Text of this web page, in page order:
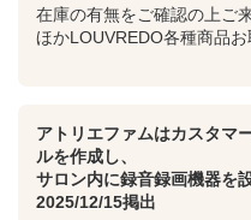
在庫の有無をご確認の上ご
ほかLOUVREDO各種商品お
アトリエファムはカスタマ
ルを作成し、
サロン内に録音録画機器を
2025/12/15掲出